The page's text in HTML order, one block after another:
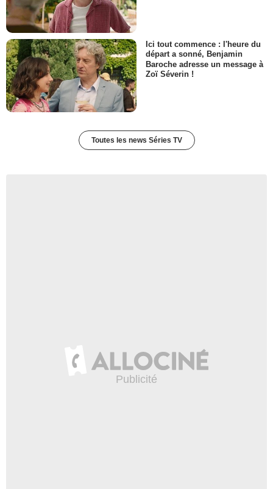
Ici tout commence : l'heure du
départ a sonné, Benjamin
Baroche adresse un message à
Zoï Séverin !
Toutes les news Séries TV